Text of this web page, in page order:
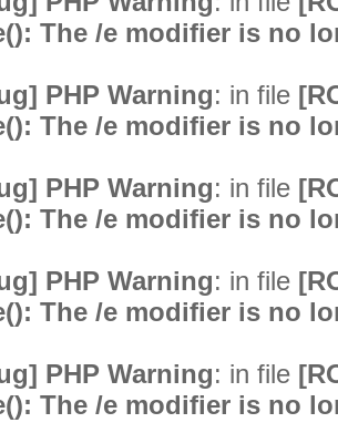
The /e modifier is no
PHP Warning: in file
The /e modifier is no
PHP Warning: in file
The /e modifier is no
PHP Warning: in file
The /e modifier is no
PHP Warning: in file
The /e modifier is no